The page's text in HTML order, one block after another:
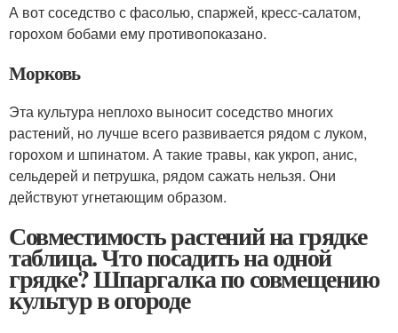
А вот соседство с фасолью, спаржей, кресс-салатом,
горохом бобами ему противопоказано.
Морковь
Эта культура неплохо выносит соседство многих
растений, но лучше всего развивается рядом с луком,
горохом и шпинатом. А такие травы, как укроп, анис,
сельдерей и петрушка, рядом сажать нельзя. Они
действуют угнетающим образом.
Совместимость растений на грядке
таблица. Что посадить на одной
грядке? Шпаргалка по совмещению
культур в огороде